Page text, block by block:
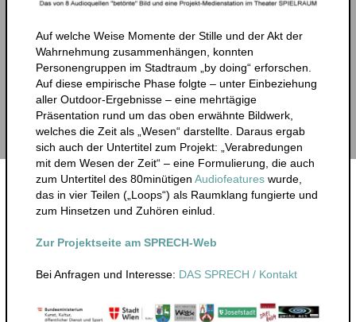
Auf welche Weise Momente der Stille und der Akt der
Wahrnehmung zusammenhängen, konnten
Personengruppen im Stadtraum „by doing“ erforschen.
Auf diese empirische Phase folgte – unter Einbeziehung
aller Outdoor-Ergebnisse – eine mehrtägige
Präsentation rund um das oben erwähnte Bildwerk,
welches die Zeit als „Wesen“ darstellte. Daraus ergab
sich auch der Untertitel zum Projekt: „Verabredungen
mit dem Wesen der Zeit“ – eine Formulierung, die auch
zum Untertitel des 80minütigen Audiofeatureswurde,
das in vier Teilen („Loops“) als Raumklang fungierte und
zum Hinsetzen und Zuhören einlud.
Zur Projektseite am SPRECH-Web
Bei Anfragen und Interesse: DAS SPRECH / Kontakt